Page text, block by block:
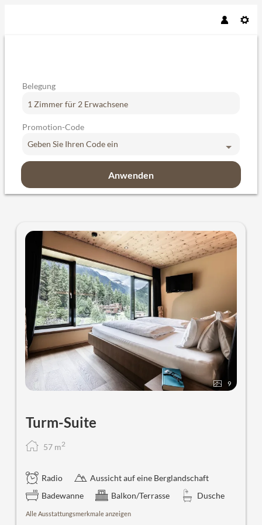
Belegung
1 Zimmerfür 2 Erwachsene
Promotion-Code
Geben Sie Ihren Code ein
Anwenden
Unsere Angebote im Zimmer
9
Turm-Suite
57 m2
Radio
Aussicht auf eine Berglandschaft
Badewanne
Balkon/Terrasse Dusche
Alle Ausstattungsmerkmale anzeigen